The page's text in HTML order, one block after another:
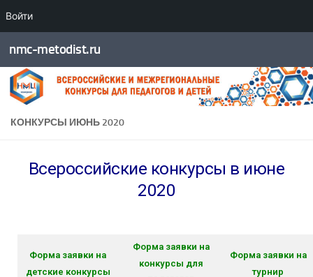
ВойтиПерейти к содержимому
nmc-metodist.ru
КОНКУРСЫ ИЮНЬ 2020
Всероссийские конкурсы в июне
2020
Форма заявки на
детские конкурсы
Форма заявки на
конкурсы для
Форма заявки на
турнир